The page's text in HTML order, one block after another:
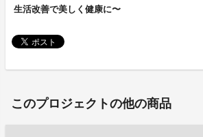
生活改善で美しく健康に〜
このプロジェクトの他の商品